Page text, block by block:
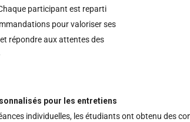
participant est reparti
pour valoriser ses
répondre aux attentes des
pour les entretiens
individuelles, les étudiants ont obtenu des